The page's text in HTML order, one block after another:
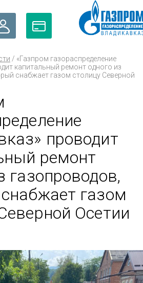
/ «Газпром газораспределение
капитальный ремонт одного из
снабжает газом столицу Северной
проводит
ремонт
газопроводов,
газом
Осетии